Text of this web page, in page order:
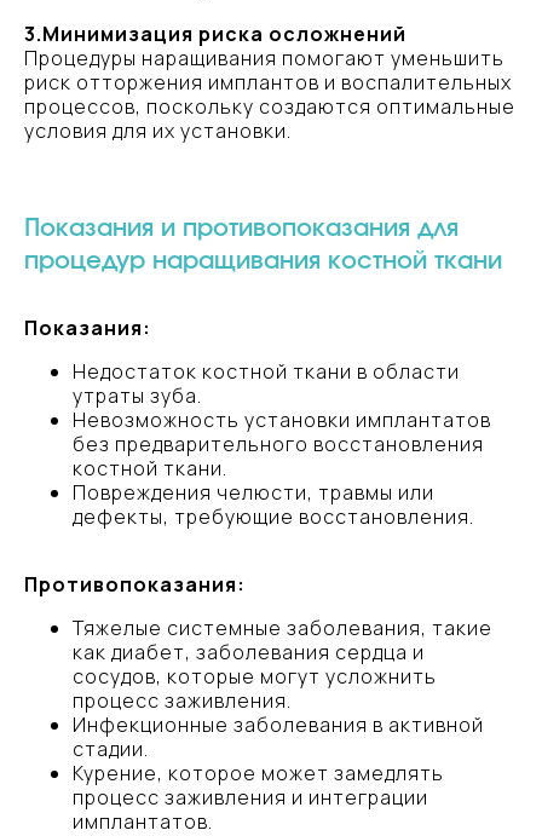
3.Минимизация риска осложнений
Процедуры наращивания помогают уменьшить
риск отторжения имплантов и воспалительных
процессов, поскольку создаются оптимальные
условия для их установки.
Показания и противопоказания для
процедур наращивания костной ткани
Показания:
Недостаток костной ткани в области
утраты зуба.
Невозможность установки имплантатов
без предварительного восстановления
костной ткани.
Повреждения челюсти, травмы или
дефекты, требующие восстановления.
Противопоказания:
Тяжелые системные заболевания, такие
как диабет, заболевания сердца и
сосудов, которые могут усложнить
процесс заживления.
Инфекционные заболевания в активной
стадии.
Курение, которое может замедлять
процесс заживления и интеграции
имплантатов.
НАЧНИТЕ СВОЙ ПУТЬ
К ЗДОРОВОЙ УЛЫБКЕ
Запишитесь на консультацию,